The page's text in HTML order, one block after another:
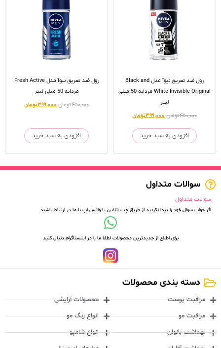
رول ضد تعریق نیوآ مدل Black and
White Invisible Original مردانه 50 میلی
لیتر
۴۵۰,۰۰۰تومان ۳۹۹,۰۰۰تومان
افزودن به سبد خرید
رول ضد تعریق نیوآ مدل Fresh Active
مردانه 50 میلی لیتر
۴۵۰,۰۰۰تومان ۳۹۹,۰۰۰تومان
افزودن به سبد خرید
سوالات متداول
سوالات متداول
اگر جواب سوال خود را پیدا نکردید از طریق چت آنلاین یا واتس اپ با ما در ارتباط باشید
برای اطلاع از جدیدترین محصولات لطفا ما را در اینستاگرام دنبال کنید
دسته بندی محصولات
مراقبت پوست
مراقبت مو
بهداشت بانوان
محصولات آرایشی
انواع رنگ مو
انواع شامپو